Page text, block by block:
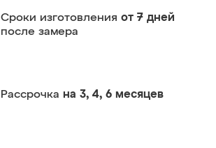
Сроки изготовления от 7 дней
после замера
Рассрочка на 3, 4, 6 месяцев